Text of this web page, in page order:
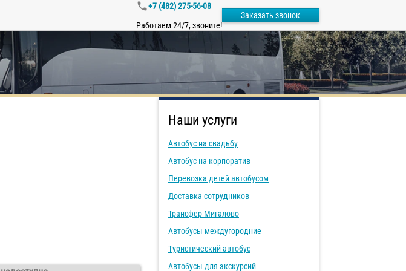
+7 (482) 275-56-08
Работаем 24/7, звоните!
Заказать звонок
Наши услуги
Автобус на свадьбу
Автобус на корпоратив
Перевозка детей автобусом
Доставка сотрудников
Трансфер Мигалово
Автобусы междугородние
Туристический автобус
Автобусы для экскурсий